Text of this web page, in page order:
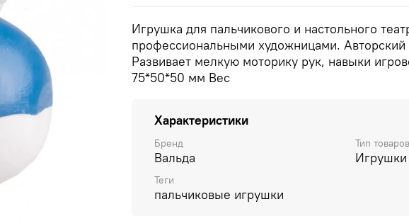
Игрушка для пальчикового и настольного
профессиональными художницами. Авторский
Развивает мелкую моторику рук, навыки
75*50*50 мм Вес
Характеристики
Бренд
Вальда
Тип товаров
Игрушки
Теги
пальчиковые игрушки